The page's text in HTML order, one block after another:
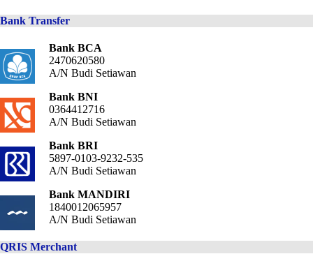
Bank Transfer
Bank BCA
2470620580
A/N Budi Setiawan
Bank BNI
0364412716
A/N Budi Setiawan
Bank BRI
5897-0103-9232-535
A/N Budi Setiawan
Bank MANDIRI
1840012065957
A/N Budi Setiawan
QRIS Merchant